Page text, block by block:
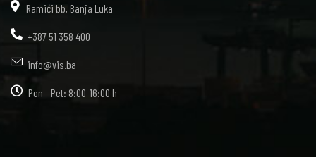
Ramići bb, Banja Luka
+387 51 358 400
info@vis.ba
Pon - Pet: 8:00-16:00 h